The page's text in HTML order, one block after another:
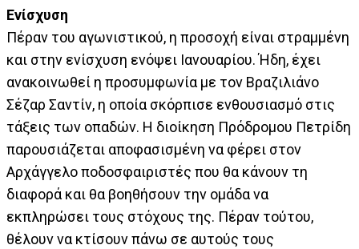
Ενίσχυση
Πέραν του αγωνιστικού, η προσοχή είναι στραμμένη
και στην ενίσχυση ενόψει Ιανουαρίου. Ήδη, έχει
ανακοινωθεί η προσυμφωνία με τον Βραζιλιάνο
Σέζαρ Σαντίν, η οποία σκόρπισε ενθουσιασμό στις
τάξεις των οπαδών. Η διοίκηση Πρόδρομου Πετρίδη
παρουσιάζεται αποφασισμένη να φέρει στον
Αρχάγγελο ποδοσφαιριστές που θα κάνουν τη
διαφορά και θα βοηθήσουν την ομάδα να
εκπληρώσει τους στόχους της. Πέραν τούτου,
θέλουν να κτίσουν πάνω σε αυτούς τους